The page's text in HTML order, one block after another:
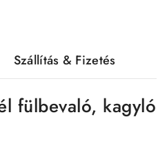
Szállítás & Fizetés
fülbevaló, kagyló